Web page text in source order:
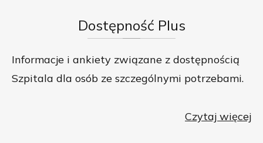
Dostępność Plus
Informacje i ankiety związane z dostępnością
Szpitala dla osób ze szczególnymi potrzebami.
Czytaj więcej